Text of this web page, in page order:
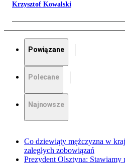
Krzysztof Kowalski
Powiązane
Polecane
Najnowsze
Co dziewiąty mężczyzna w
zaległych zobowiązań
Prezydent Olsztyna: